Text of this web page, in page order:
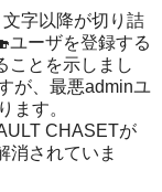
字以降が切り詰
ユーザを登録する
ことを示しまし
が、最悪adminユ
ます。
CHASETが
消されていま